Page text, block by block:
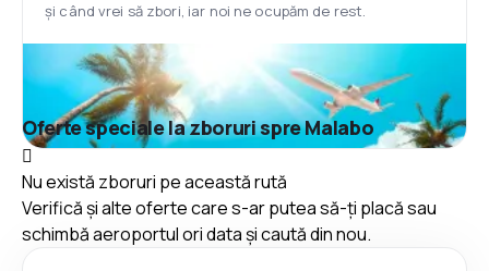
și când vrei să zbori, iar noi ne ocupăm de rest.
Oferte speciale la zboruri spre Malabo
Nu există zboruri pe această rută
Verifică și alte oferte care s-ar putea să-ți placă sau
schimbă aeroportul ori data și caută din nou.